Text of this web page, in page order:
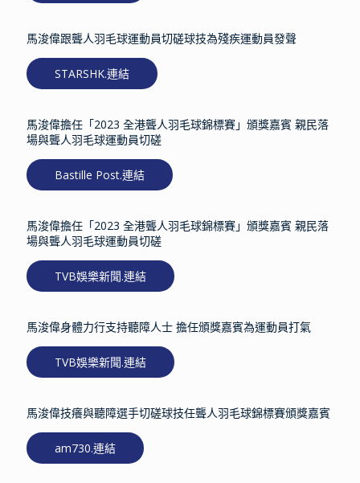
馬浚偉跟聾人羽毛球運動員切磋球技為殘疾運動員發聲
STARSHK.連結
馬浚偉擔任「2023 全港聾人羽毛球錦標賽」頒獎嘉賓 親民落
場與聾人羽毛球運動員切磋
Bastille Post.連結
馬浚偉擔任「2023 全港聾人羽毛球錦標賽」頒獎嘉賓 親民落
場與聾人羽毛球運動員切磋
TVB娛樂新聞.連結
馬浚偉身體力行支持聽障人士 擔任頒獎嘉賓為運動員打氣
TVB娛樂新聞.連結
馬浚偉技癢與聽障選手切磋球技任聾人羽毛球錦標賽頒獎嘉賓
am730.連結